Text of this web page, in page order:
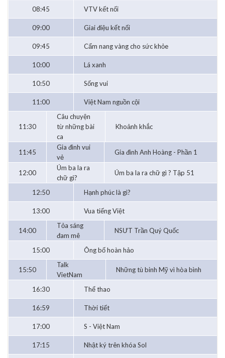
08:45 VTV kết nối
09:00 Giai điệu kết nối
09:45 Cẩm nang vàng cho sức khỏe
10:00 Lá xanh
10:50 Sống vui
11:00 Việt Nam nguồn cội
11:30
Câu chuyện
từ những bài
ca
Khoảnh khắc
11:45
Gia đình vui
vẻ
Gia đình Anh Hoàng - Phần 1
12:00
Úm ba la ra
chữ gì?
Úm ba la ra chữ gì ? Tập 51
12:50 Hạnh phúc là gì?
13:00 Vua tiếng Việt
14:00
Tỏa sáng
đam mê
NSƯT Trần Quý Quốc
15:00 Ông bố hoàn hảo
15:50
Talk
VietNam
Những tù binh Mỹ vì hòa bình
16:30 Thể thao
16:59 Thời tiết
17:00 S - Việt Nam
17:15 Nhật ký trên khóa Sol